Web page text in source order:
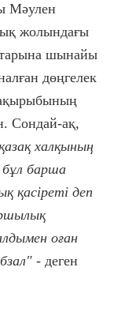
Мәулен
жолындағы
шынайы
дөңгелек
Сондай-ақ,
халқының
бұл барша
қасіреті деп
оған
- деген